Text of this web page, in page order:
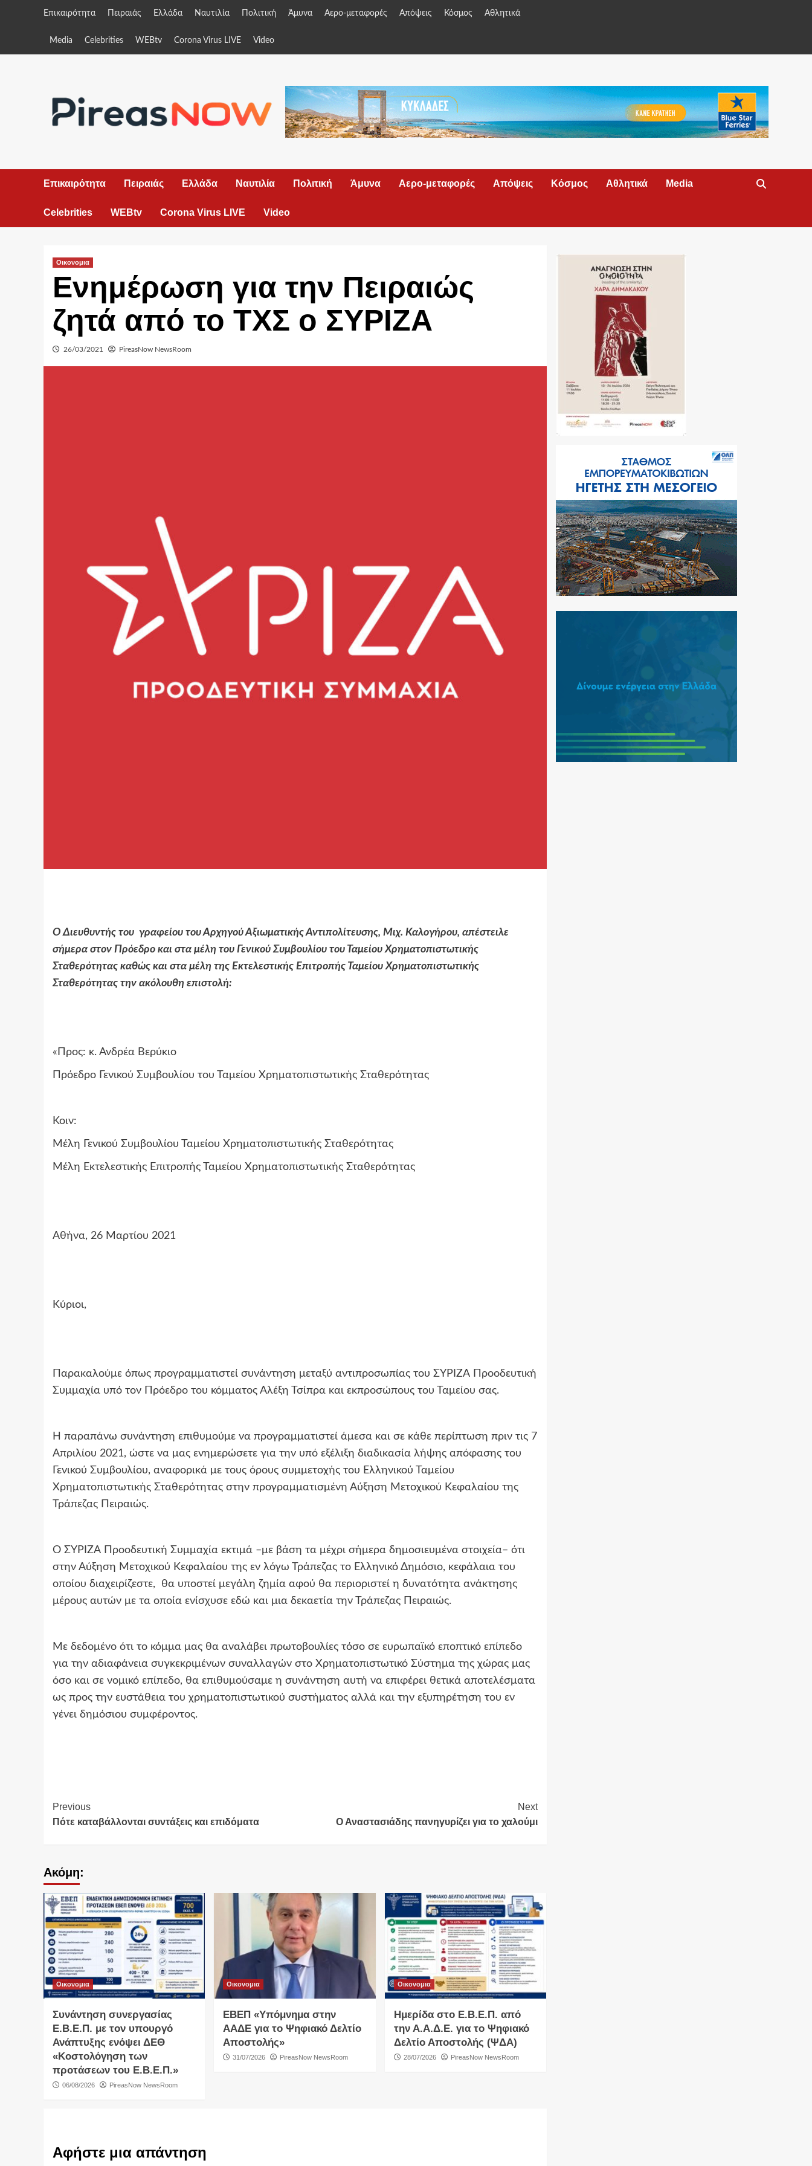
Επικαιρότητα Πειραιάς Ελλάδα Ναυτιλία Πολιτική Άμυνα Αερο-μεταφορές Απόψεις Κόσμος Αθλητικά
Media Celebrities WEBtv Corona Virus LIVE Video
Επικαιρότητα Πειραιάς Ελλάδα Ναυτιλία Πολιτική Άμυνα Αερο-μεταφορές Απόψεις Κόσμος Αθλητικά Media
Celebrities WEBtv Corona Virus LIVE Video
Οικονομια
Ενημέρωση για την Πειραιώς
ζητά από το ΤΧΣ ο ΣΥΡΙΖΑ
26/03/2021 PireasNow NewsRoom
Ο Διευθυντής του γραφείου του Αρχηγού Αξιωματικής Αντιπολίτευσης, Μιχ. Καλογήρου, απέστειλε
σήμερα στον Πρόεδρο και στα μέλη του Γενικού Συμβουλίου του Ταμείου Χρηματοπιστωτικής
Σταθερότητας καθώς και στα μέλη της Εκτελεστικής Επιτροπής Ταμείου Χρηματοπιστωτικής
Σταθερότητας την ακόλουθη επιστολή:
«Προς: κ. Ανδρέα Βερύκιο
Πρόεδρο Γενικού Συμβουλίου του Ταμείου Χρηματοπιστωτικής Σταθερότητας
Κοιν:
Μέλη Γενικού Συμβουλίου Ταμείου Χρηματοπιστωτικής Σταθερότητας
Μέλη Εκτελεστικής Επιτροπής Ταμείου Χρηματοπιστωτικής Σταθερότητας
Αθήνα, 26 Μαρτίου 2021
Κύριοι,
Παρακαλούμε όπως προγραμματιστεί συνάντηση μεταξύ αντιπροσωπίας του ΣΥΡΙΖΑ Προοδευτική
Συμμαχία υπό τον Πρόεδρο του κόμματος Αλέξη Τσίπρα και εκπροσώπους του Ταμείου σας.
Η παραπάνω συνάντηση επιθυμούμε να προγραμματιστεί άμεσα και σε κάθε περίπτωση πριν τις 7
Απριλίου 2021, ώστε να μας ενημερώσετε για την υπό εξέλιξη διαδικασία λήψης απόφασης του
Γενικού Συμβουλίου, αναφορικά με τους όρους συμμετοχής του Ελληνικού Ταμείου
Χρηματοπιστωτικής Σταθερότητας στην προγραμματισμένη Αύξηση Μετοχικού Κεφαλαίου της
Τράπεζας Πειραιώς.
Ο ΣΥΡΙΖΑ Προοδευτική Συμμαχία εκτιμά –με βάση τα μέχρι σήμερα δημοσιευμένα στοιχεία– ότι
στην Αύξηση Μετοχικού Κεφαλαίου της εν λόγω Τράπεζας το Ελληνικό Δημόσιο, κεφάλαια του
οποίου διαχειρίζεστε, θα υποστεί μεγάλη ζημία αφού θα περιοριστεί η δυνατότητα ανάκτησης
μέρους αυτών με τα οποία ενίσχυσε εδώ και μια δεκαετία την Τράπεζας Πειραιώς.
Με δεδομένο ότι το κόμμα μας θα αναλάβει πρωτοβουλίες τόσο σε ευρωπαϊκό εποπτικό επίπεδο
για την αδιαφάνεια συγκεκριμένων συναλλαγών στο Χρηματοπιστωτικό Σύστημα της χώρας μας
όσο και σε νομικό επίπεδο, θα επιθυμούσαμε η συνάντηση αυτή να επιφέρει θετικά αποτελέσματα
ως προς την ευστάθεια του χρηματοπιστωτικού συστήματος αλλά και την εξυπηρέτηση του εν
γένει δημόσιου συμφέροντος.
Continue
Reading
Previous
Πότε καταβάλλονται συντάξεις και επιδόματα
Next
Ο Αναστασιάδης πανηγυρίζει για το χαλούμι
Ακόμη:
Οικονομια
Συνάντηση συνεργασίας
Ε.Β.Ε.Π. με τον υπουργό
Ανάπτυξης ενόψει ΔΕΘ
«Κοστολόγηση των
προτάσεων του Ε.Β.Ε.Π.»
06/08/2026 PireasNow NewsRoom
Οικονομια
ΕΒΕΠ «Υπόμνημα στην
ΑΑΔΕ για το Ψηφιακό Δελτίο
Αποστολής»
31/07/2026 PireasNow NewsRoom
Οικονομια
Ημερίδα στο Ε.Β.Ε.Π. από
την Α.Α.Δ.Ε. για το Ψηφιακό
Δελτίο Αποστολής (ΨΔΑ)
28/07/2026 PireasNow NewsRoom
Αφήστε μια απάντηση